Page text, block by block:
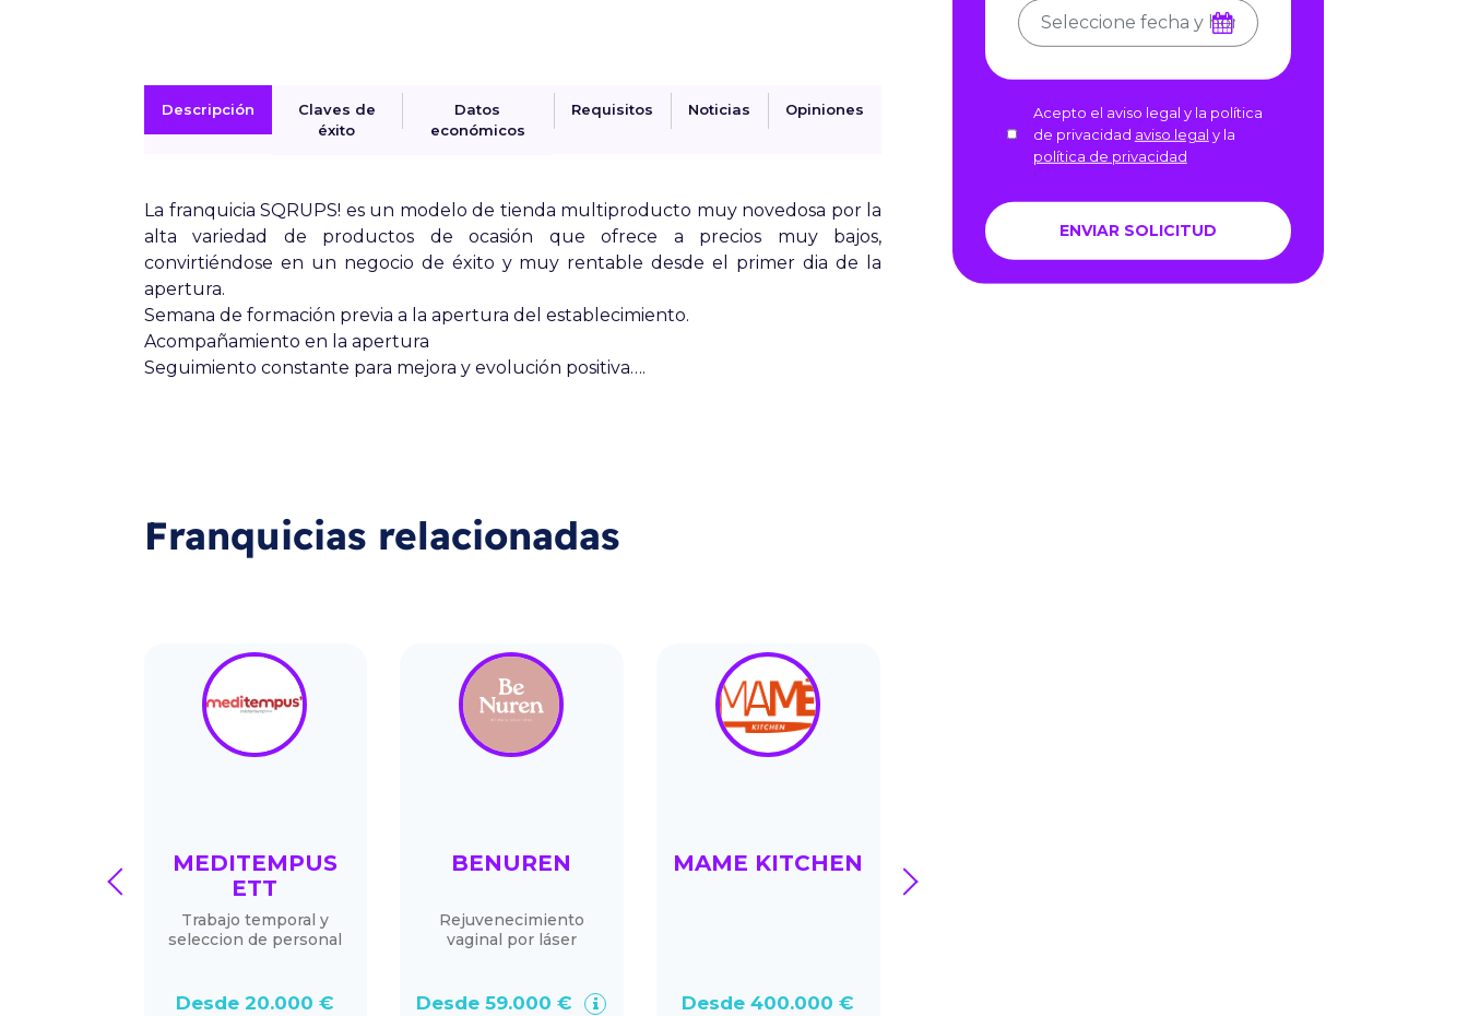
Descripción
Claves de
éxito
Datos
económicos
Requisitos Noticias Opiniones
La franquicia SQRUPS! es un modelo de tienda multiproducto muy novedosa por la
alta variedad de productos de ocasión que ofrece a precios muy bajos,
convirtiéndose en un negocio de éxito y muy rentable desde el primer dia de la
apertura.
Semana de formación previa a la apertura del establecimiento.
Acompañamiento en la apertura
Seguimiento constante para mejora y evolución positiva….
Franquicias relacionadas
MEDITEMPUS
ETT
Trabajo temporal y
seleccion de personal
Desde 20.000 €
BENUREN
Rejuvenecimiento
vaginal por láser
Desde 59.000 €
MAME KITCHEN
Desde 400.000 €
prev next